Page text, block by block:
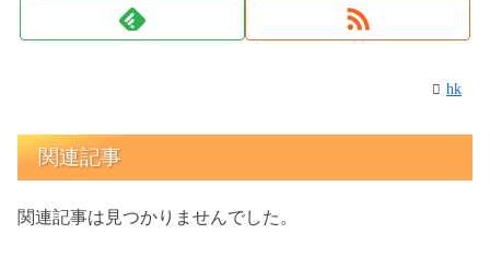
hk
関連記事
関連記事は見つかりませんでした。